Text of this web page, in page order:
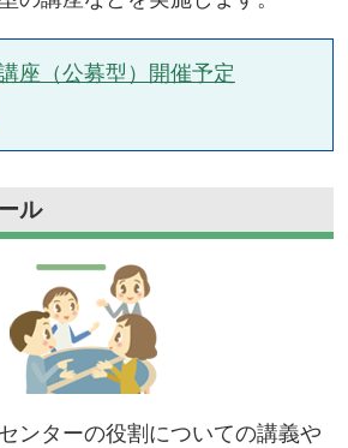
座（公募型）開催予定
ル
ンターの役割についての講義や